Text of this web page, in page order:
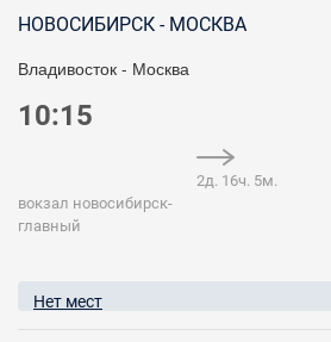
НОВОСИБИРСК - МОСКВА
Владивосток - Москва
10:15
вокзал новосибирск-
главный
2д. 16ч. 5м.
Нет мест